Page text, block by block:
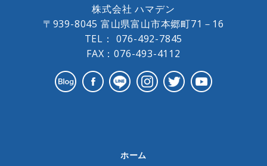
株式会社 ハマデン
〒939-8045 富山県富山市本郷町71－16
TEL： 076-492-7845
FAX：076-493-4112
ホーム